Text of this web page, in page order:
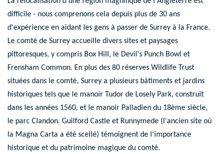
difficile - nous comprenons cela depuis plus de 30 ans
d'expérience en aidant les gens à passer de Surrey à la France.
Le comté de Surrey accueille divers sites et paysages
pittoresques, y compris Box Hill , le Devil's Punch Bowl et
Frensham Common. En plus des 80 réserves Wildlife Trust
situées dans le comté, Surrey a plusieurs bâtiments et jardins
historiques tels que le manoir Tudor de Losely Park, construit
dans les années 1560, et le manoir Palladien du 18ème siècle,
le parc Clandon. Guilford Castle et Runnymede (l'ancien site où
la Magna Carta a été scellé) témoignent de l'importance
historique et du patrimoine magique du comté.